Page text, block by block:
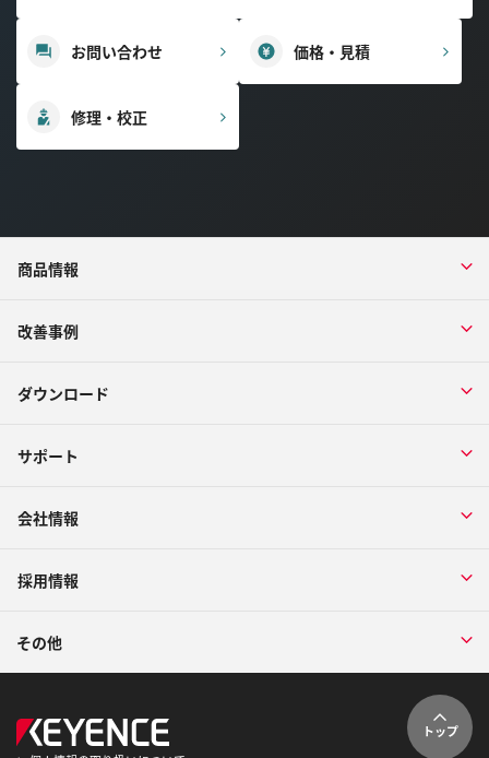
お問い合わせ 価格・見積
修理・校正
商品情報
改善事例
ダウンロード
サポート
会社情報
採用情報
その他
トップ